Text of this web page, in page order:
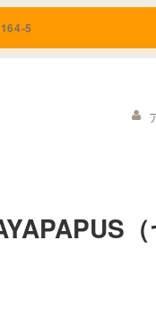
5
（